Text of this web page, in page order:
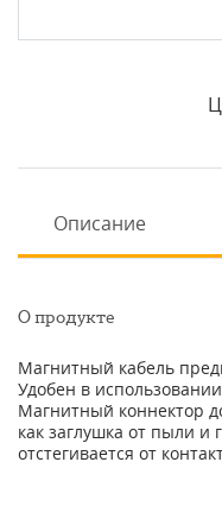
Описание
О продукте
Магнитный кабель
Удобен в
Магнитный коннектор
как заглушка от пыли и
отстегивается от